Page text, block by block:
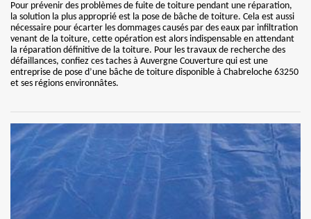
Pour prévenir des problèmes de fuite de toiture pendant une réparation,
la solution la plus approprié est la pose de bâche de toiture. Cela est aussi
nécessaire pour écarter les dommages causés par des eaux par infiltration
venant de la toiture, cette opération est alors indispensable en attendant
la réparation définitive de la toiture. Pour les travaux de recherche des
défaillances, confiez ces taches à Auvergne Couverture qui est une
entreprise de pose d’une bâche de toiture disponible à Chabreloche 63250
et ses régions environnâtes.